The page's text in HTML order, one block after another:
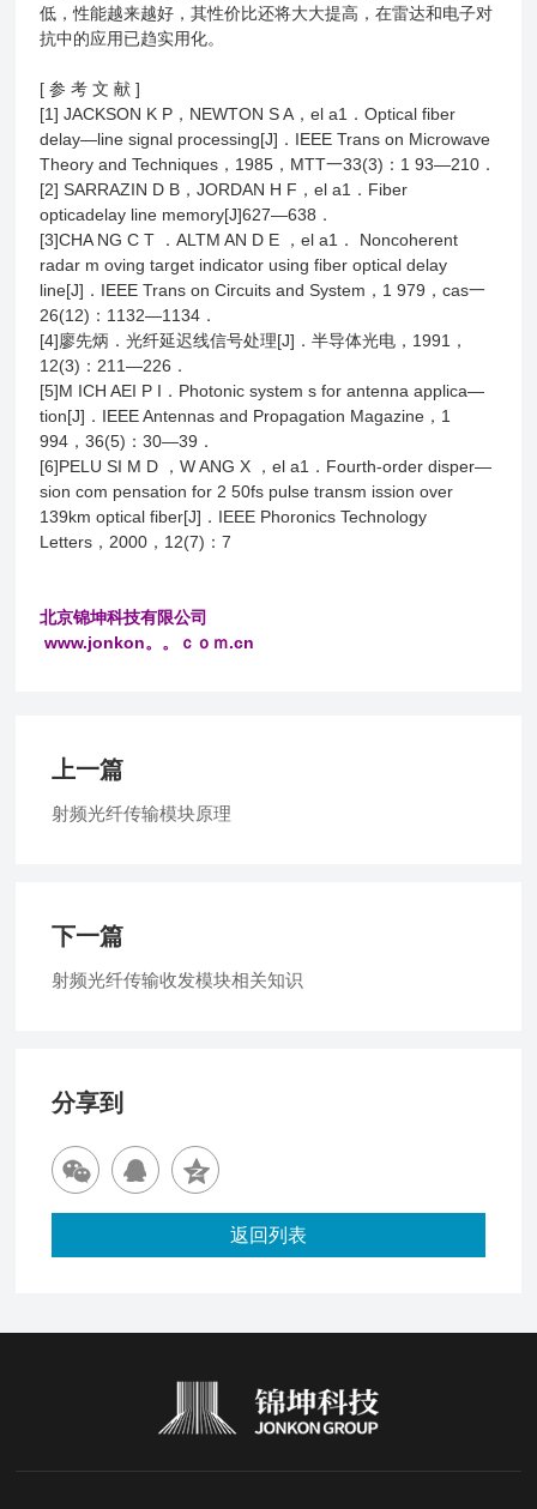
低，性能越来越好，其性价比还将大大提高，在雷达和电子对
抗中的应用已趋实用化。
[ 参 考 文 献 ]
[1] JACKSON K P，NEWTON S A，el a1．Optical fiber
delay—line signal processing[J]．IEEE Trans on Microwave
Theory and Techniques，1985，MTT一33(3)：1 93—210．
[2] SARRAZIN D B，JORDAN H F，el a1．Fiber
opticadelay line memory[J]627—638．
[3]CHA NG C T ．ALTM AN D E ，el a1． Noncoherent
radar m oving target indicator using fiber optical delay
line[J]．IEEE Trans on Circuits and System，1 979，cas一
26(12)：1132—1134．
[4]廖先炳．光纤延迟线信号处理[J]．半导体光电，1991，
12(3)：211—226．
[5]M ICH AEI P I．Photonic system s for antenna applica—
tion[J]．IEEE Antennas and Propagation Magazine，1
994，36(5)：30—39．
[6]PELU SI M D ，W ANG X ，el a1．Fourth-order disper—
sion com pensation for 2 50fs pulse transm ission over
139km optical fiber[J]．IEEE Phoronics Technology
Letters，2000，12(7)：7
北京锦坤科技有限公司
www.jonkon。。ｃｏｍ.cn
上一篇
射频光纤传输模块原理
下一篇
射频光纤传输收发模块相关知识
分享到
返回列表